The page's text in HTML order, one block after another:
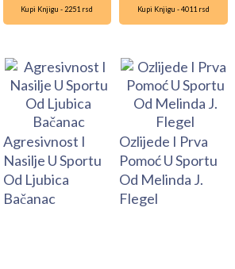
Kupi Knjigu - 2251 rsd
Agresivnost I
Nasilje U Sportu
Od Ljubica
Bačanac
Kupi Knjigu - 4011 rsd
Ozlijede I Prva
Pomoć U Sportu
Od Melinda J.
Flegel